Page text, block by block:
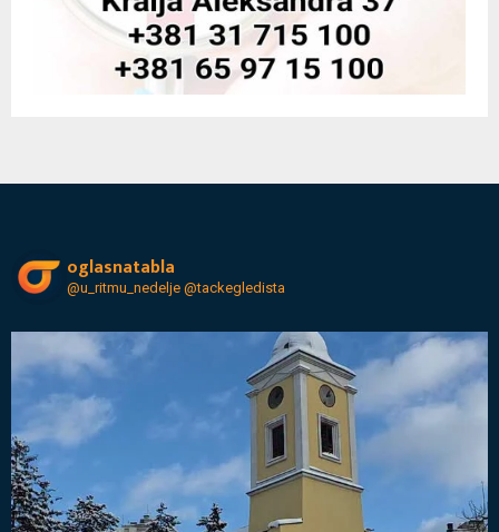
oglasnatabla
@u_ritmu_nedelje @tackegledista